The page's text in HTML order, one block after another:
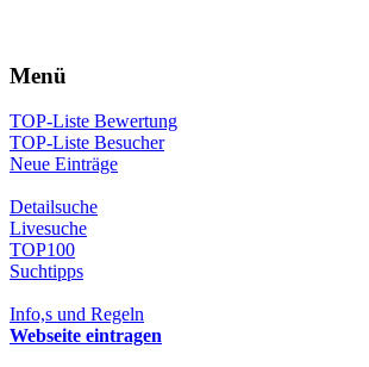
Menü
TOP-Liste Bewertung
TOP-Liste Besucher
Neue Einträge
Detailsuche
Livesuche
TOP100
Suchtipps
Info,s und Regeln
Webseite eintragen